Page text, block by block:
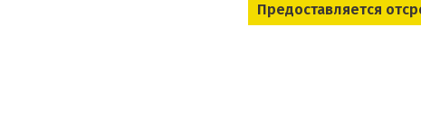
Предоставляется